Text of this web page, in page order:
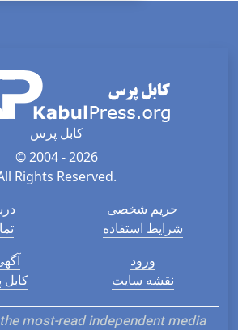
کابل پرس
© 2004 - 2026
Rights Reserved.
حریم شخصی
شرایط استفاده
ورود
نقشه سایت
most-read independent media